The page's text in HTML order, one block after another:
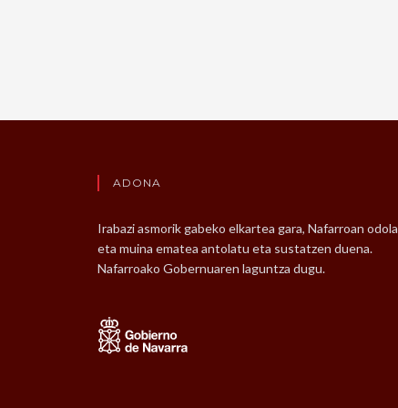
ADONA
Irabazi asmorik gabeko elkartea gara, Nafarroan odola
eta muina ematea antolatu eta sustatzen duena.
Nafarroako Gobernuaren laguntza dugu.